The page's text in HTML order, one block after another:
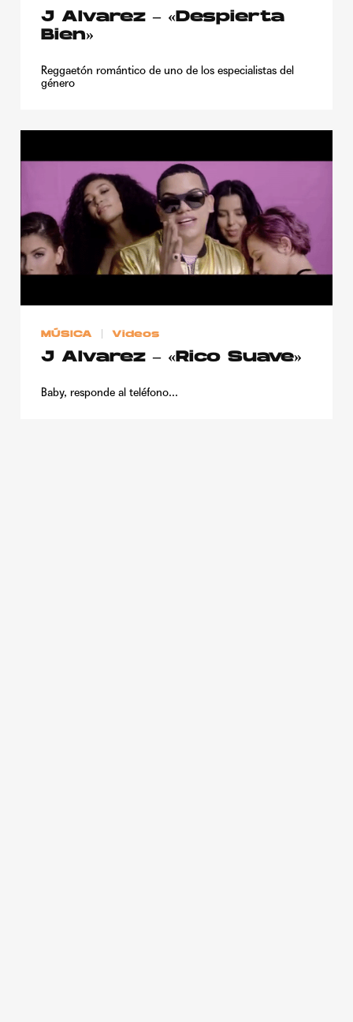
J Alvarez – «Despierta
Bien»
Reggaetón romántico de uno de los especialistas del
género
MÚSICA Videos
J Alvarez – «Rico Suave»
Baby, responde al teléfono...